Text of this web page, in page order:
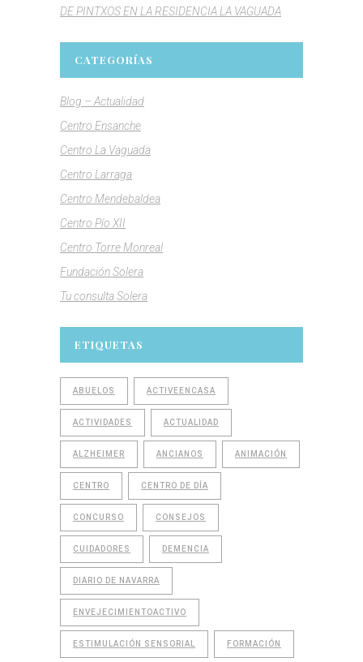
DE PINTXOS EN LA RESIDENCIA LA VAGUADA
CATEGORÍAS
Blog – Actualidad
Centro Ensanche
Centro La Vaguada
Centro Larraga
Centro Mendebaldea
Centro Pío XII
Centro Torre Monreal
Fundación Solera
Tu consulta Solera
ETIQUETAS
ABUELOS ACTIVEENCASA
ACTIVIDADES ACTUALIDAD
ALZHEIMER ANCIANOS ANIMACIÓN
CENTRO CENTRO DE DÍA
CONCURSO CONSEJOS
CUIDADORES DEMENCIA
DIARIO DE NAVARRA
ENVEJECIMIENTOACTIVO
ESTIMULACIÓN SENSORIAL FORMACIÓN